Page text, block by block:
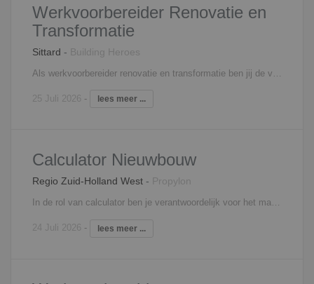
Werkvoorbereider Renovatie en
Transformatie
Sittard - Building Heroes
25 Juli 2026 - lees meer ...
Calculator Nieuwbouw
Regio Zuid-Holland West - Propylon
In de rol van calculator ben je verantwoordelijk voor het maken van optimale kostprijsramingen en -berekeningen. Je maakt zelfstandig keuzes ten aanzien van onder andere aannames, werkmethodes en -normen, offertes en voorstellen. Tevens geef je alternatieven die je nader toelicht. Jij bent als aanspreekpunt verbonden aan verschillende nieuwbouwprojecten van inschrijfbegroting tot eindcalculatie. Tot slot krijg je binnen je functie voldoende mogelijkheden om je kennis en vaardigheden uit te breiden en up-to-date te houden door middel van cursussen en opleidingen.
24 Juli 2026 - lees meer ...